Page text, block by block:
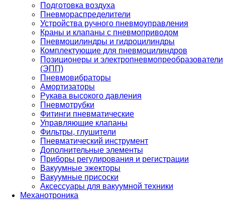
Подготовка воздуха
Пневмораспределители
Устройства ручного пневмоуправления
Краны и клапаны с пневмоприводом
Пневмоцилиндры и гидроцилиндры
Комплектующие для пневмоцилиндров
Позиционеры и электропневмопреобразователи
(ЭПП)
Пневмовибраторы
Амортизаторы
Рукава высокого давления
Пневмотрубки
Фитинги пневматические
Управляющие клапаны
Фильтры, глушители
Пневматический инструмент
Дополнительные элементы
Приборы регулирования и регистрации
Вакуумные эжекторы
Вакуумные присоски
Аксессуары для вакуумной техники
Механотроника